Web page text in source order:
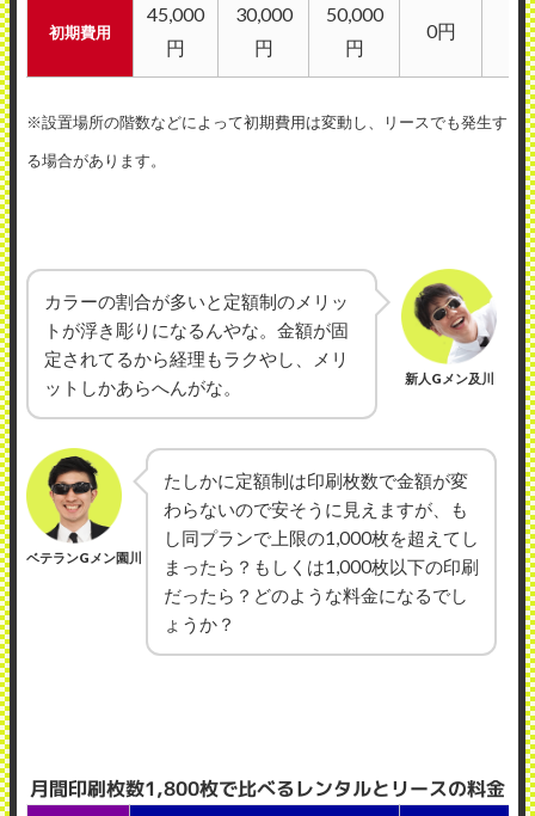
初期費用
45,000
円
30,000
円
50,000
円
0円 0
※設置場所の階数などによって初期費用は変動し、リースでも発生す
る場合があります。
カラーの割合が多いと定額制のメリッ
トが浮き彫りになるんやな。金額が固
定されてるから経理もラクやし、メリ
ットしかあらへんがな。
新人Gメン及川
ベテランGメン園川
たしかに定額制は印刷枚数で金額が変
わらないので安そうに見えますが、も
し同プランで上限の1,000枚を超えてし
まったら？もしくは1,000枚以下の印刷
だったら？どのような料金になるでし
ょうか？
月間印刷枚数1,800枚で比べるレンタルとリースの料金